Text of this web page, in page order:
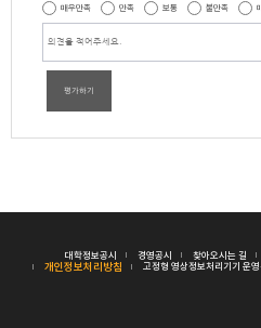
매우만족 만족 보통 불만족
평가하기
대학정보공시 경영공시 찾아오시는 길
개인정보처리방침 고정형 영상정보처리기기 운영